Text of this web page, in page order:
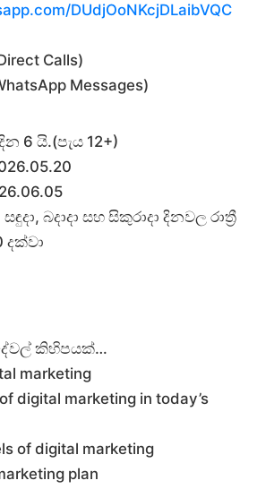
DUdjOoNKcjDLaibVQC
Calls)
Messages)
6 යි.(පැය 12+)
බදාදා සහ සිකුරාදා දිනවල රාත්‍රී
දක්වා
කිහිපයක්…
marketing
digital marketing in today’s
of digital marketing
plan